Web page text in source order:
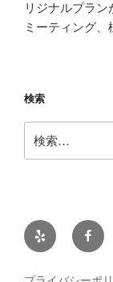
リジナルプラ
ミーティング、
検索
索:
Yelp